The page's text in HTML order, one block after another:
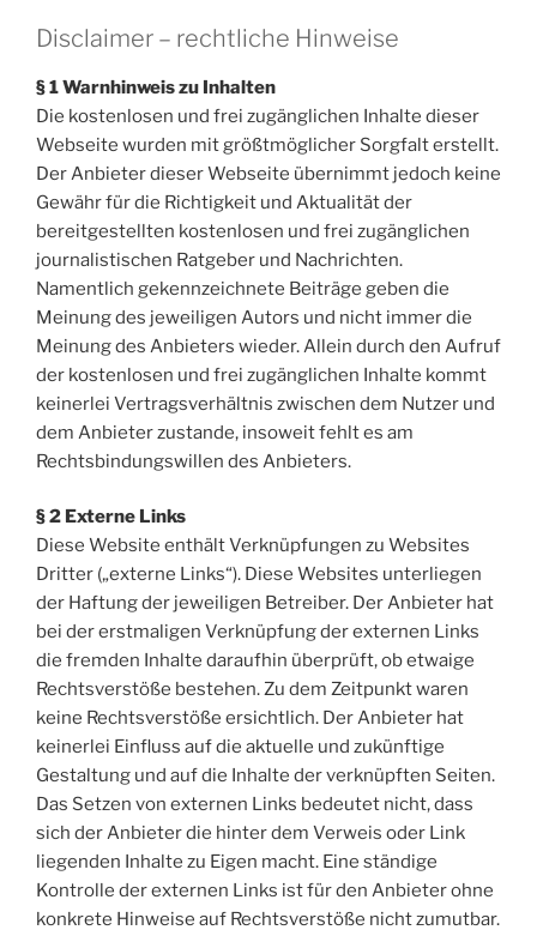
Disclaimer – rechtliche Hinweise
§ 1 Warnhinweis zu Inhalten
Die kostenlosen und frei zugänglichen Inhalte dieser
Webseite wurden mit größtmöglicher Sorgfalt erstellt.
Der Anbieter dieser Webseite übernimmt jedoch keine
Gewähr für die Richtigkeit und Aktualität der
bereitgestellten kostenlosen und frei zugänglichen
journalistischen Ratgeber und Nachrichten.
Namentlich gekennzeichnete Beiträge geben die
Meinung des jeweiligen Autors und nicht immer die
Meinung des Anbieters wieder. Allein durch den Aufruf
der kostenlosen und frei zugänglichen Inhalte kommt
keinerlei Vertragsverhältnis zwischen dem Nutzer und
dem Anbieter zustande, insoweit fehlt es am
Rechtsbindungswillen des Anbieters.
§ 2 Externe Links
Diese Website enthält Verknüpfungen zu Websites
Dritter („externe Links“). Diese Websites unterliegen
der Haftung der jeweiligen Betreiber. Der Anbieter hat
bei der erstmaligen Verknüpfung der externen Links
die fremden Inhalte daraufhin überprüft, ob etwaige
Rechtsverstöße bestehen. Zu dem Zeitpunkt waren
keine Rechtsverstöße ersichtlich. Der Anbieter hat
keinerlei Einfluss auf die aktuelle und zukünftige
Gestaltung und auf die Inhalte der verknüpften Seiten.
Das Setzen von externen Links bedeutet nicht, dass
sich der Anbieter die hinter dem Verweis oder Link
liegenden Inhalte zu Eigen macht. Eine ständige
Kontrolle der externen Links ist für den Anbieter ohne
konkrete Hinweise auf Rechtsverstöße nicht zumutbar.